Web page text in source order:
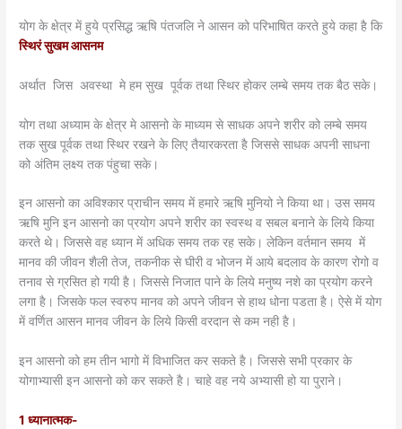
योग के क्षेत्र में हुये प्रसिद्ध ऋषि पंतजलि ने आसन को परिभाषित करते हुये कहा है कि
स्थिरं सुखम आसनम
अर्थात जिस अवस्था मे हम सुख पूर्वक तथा स्थिर होकर लम्बे समय तक बैठ सके।
योग तथा अध्याम के क्षेत्र मे आसनो के माध्यम से साधक अपने शरीर को लम्बे समय
तक सुख पूर्वक तथा स्थिर रखने के लिए तैयारकरता है जिससे साधक अपनी साधना
को अंतिम ल़क्ष्य तक पंहुचा सके।
इन आसनो का अविश्कार प्राचीन समय में हमारे ऋषि मुनियो ने किया था। उस समय
ऋषि मुनि इन आसनो का प्रयोग अपने शरीर का स्वस्थ व सबल बनाने के लिये किया
करते थे। जिससे वह ध्यान में अधिक समय तक रह सके। लेकिन वर्तमान समय में
मानव की जीवन शैली तेज, तकनीक से घीरी व भोजन में आये बदलाव के कारण रोगो व
तनाव से ग्रसित हो गयी है। जिससे निजात पाने के लिये मनुष्य नशे का प्रयोग करने
लगा है। जिसके फल स्वरुप मानव को अपने जीवन से हाथ धोना पडता है। ऐसे में योग
में वर्णित आसन मानव जीवन के लिये किसी वरदान से कम नही है।
इन आसनो को हम तीन भागो में विभाजित कर सकते है। जिससे सभी प्रकार के
योगाभ्यासी इन आसनो को कर सकते है। चाहे वह नये अभ्यासी हो या पुराने।
1 ध्यानात्मक-